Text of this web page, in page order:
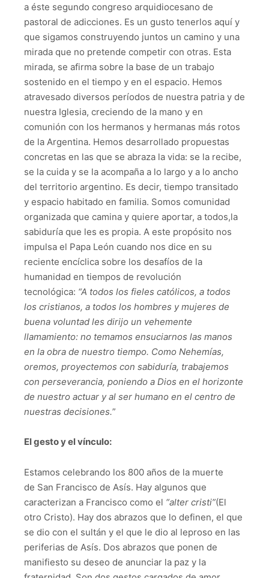
a éste segundo congreso arquidiocesano de
pastoral de adicciones. Es un gusto tenerlos aquí y
que sigamos construyendo juntos un camino y una
mirada que no pretende competir con otras. Esta
mirada, se afirma sobre la base de un trabajo
sostenido en el tiempo y en el espacio. Hemos
atravesado diversos períodos de nuestra patria y de
nuestra Iglesia, creciendo de la mano y en
comunión con los hermanos y hermanas más rotos
de la Argentina. Hemos desarrollado propuestas
concretas en las que se abraza la vida: se la recibe,
se la cuida y se la acompaña a lo largo y a lo ancho
del territorio argentino. Es decir, tiempo transitado
y espacio habitado en familia. Somos comunidad
organizada que camina y quiere aportar, a todos,la
sabiduría que les es propia. A este propósito nos
impulsa el Papa León cuando nos dice en su
reciente encíclica sobre los desafíos de la
humanidad en tiempos de revolución
tecnológica: “A todos los fieles católicos, a todos
los cristianos, a todos los hombres y mujeres de
buena voluntad les dirijo un vehemente
llamamiento: no temamos ensuciarnos las manos
en la obra de nuestro tiempo. Como Nehemías,
oremos, proyectemos con sabiduría, trabajemos
con perseverancia, poniendo a Dios en el horizonte
de nuestro actuar y al ser humano en el centro de
nuestras decisiones.”
El gestoy el vínculo:
Estamos celebrando los 800 años de la muerte
de San Francisco de Asís. Hay algunos que
caracterizan a Francisco como el “alter cristi”(El
otro Cristo). Hay dos abrazos que lo definen, el que
se dio con el sultán y el que le dio al leproso en las
periferias de Asís. Dos abrazos que ponen de
manifiesto su deseo de anunciar la paz y la